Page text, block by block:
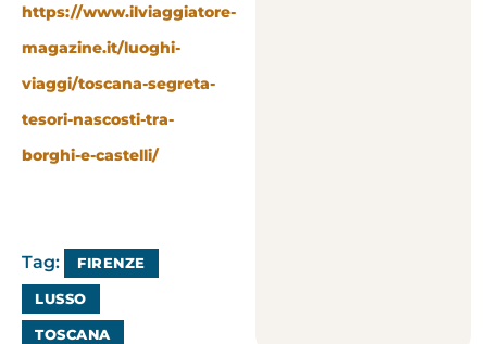
https://www.ilviaggiatore-
magazine.it/luoghi-
viaggi/toscana-segreta-
tesori-nascosti-tra-
borghi-e-castelli/
Tag: FIRENZE
LUSSO
TOSCANA